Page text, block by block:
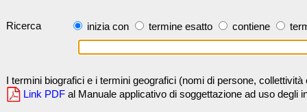
Ricerca inizia con termine esatto contiene
I termini biografici e i termini geografici (nomi di persone,
Link PDF al Manuale applicativo di soggettazione ad uso degli